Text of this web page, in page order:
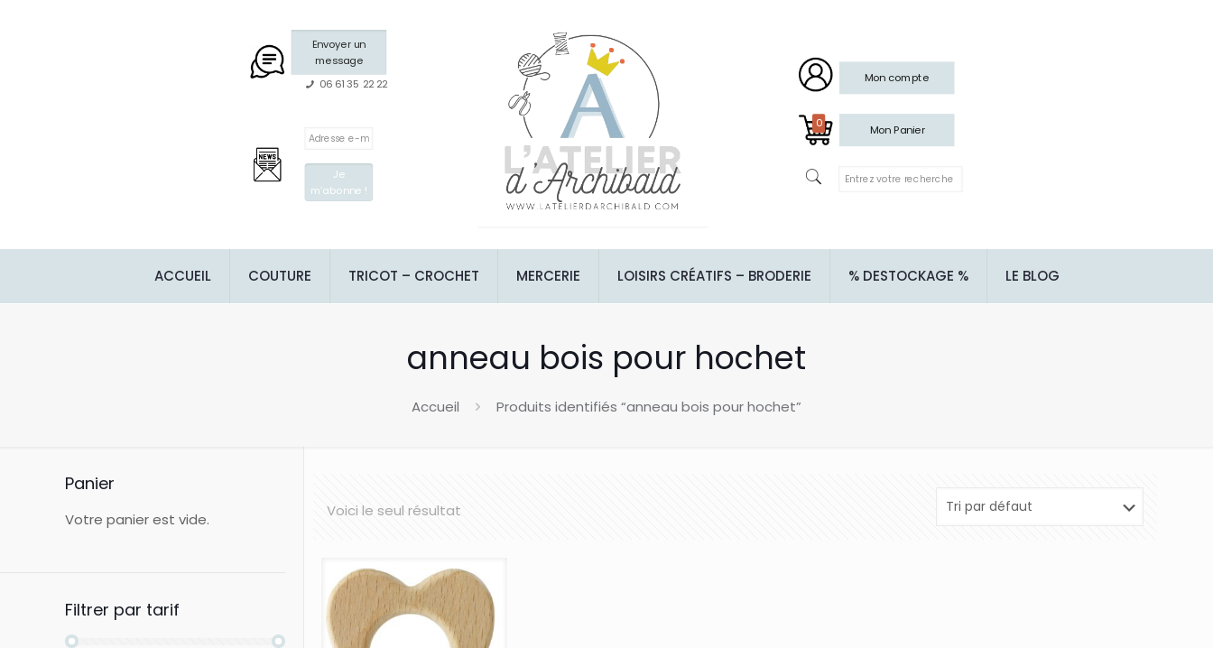
Envoyer un
message
06 61 35 22 22
Mon compte
0 Mon Panier
ACCUEIL COUTURE TRICOT – CROCHET MERCERIE LOISIRS CRÉATIFS – BRODERIE % DESTOCKAGE % LE BLOG
anneau bois pour hochet
Accueil Produits identifiés “anneau bois pour hochet”
Voici le seul résultat
Panier
Votre panier est vide.
Filtrer par tarif